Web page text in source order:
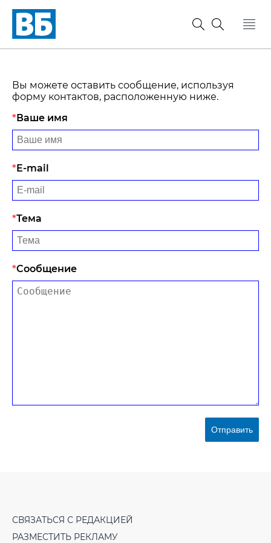
Вы можете оставить сообщение, используя
форму контактов, расположенную ниже.
Ваше имя
E-mail
Тема
Сообщение
Отправить
СВЯЗАТЬСЯ С РЕДАКЦИЕЙ
РАЗМЕСТИТЬ РЕКЛАМУ